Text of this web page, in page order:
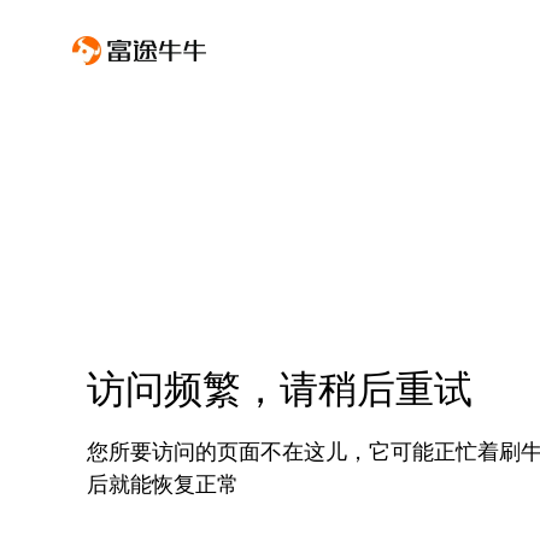
访问频繁，请稍后重试
您所要访问的页面不在这儿，它可能正忙着刷
后就能恢复正常